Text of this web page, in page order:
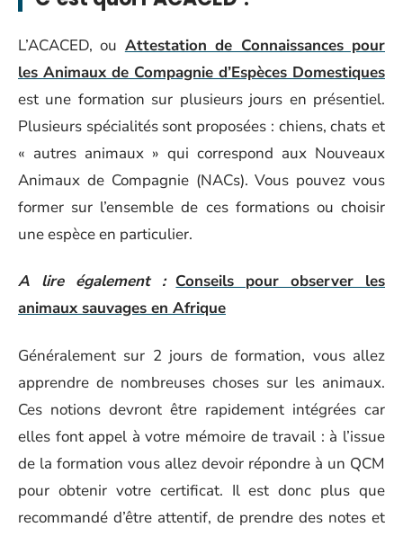
L’ACACED, ou Attestation de Connaissances pour
les Animaux de Compagnie d’Espèces Domestiques
est une formation sur plusieurs jours en présentiel.
Plusieurs spécialités sont proposées : chiens, chats et
« autres animaux » qui correspond aux Nouveaux
Animaux de Compagnie (NACs). Vous pouvez vous
former sur l’ensemble de ces formations ou choisir
une espèce en particulier.
A lire également : Conseils pour observer les
animaux sauvages en Afrique
Généralement sur 2 jours de formation, vous allez
apprendre de nombreuses choses sur les animaux.
Ces notions devront être rapidement intégrées car
elles font appel à votre mémoire de travail : à l’issue
de la formation vous allez devoir répondre à un QCM
pour obtenir votre certificat. Il est donc plus que
recommandé d’être attentif, de prendre des notes et